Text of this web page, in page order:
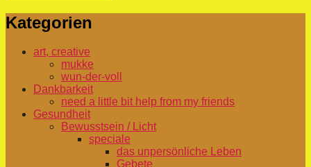
Kategorien
art, creative
mukke
wun-der-voll
Dankbarkeit
need a little bit help from my friends
Gesundheit
Bewusstsein / Licht
speciale
das unpersönliche Leben
Gebete